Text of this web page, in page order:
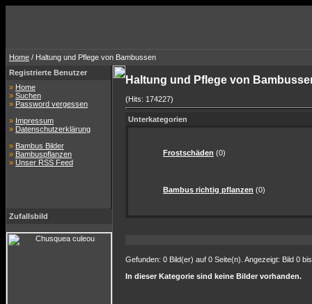
Home / Haltung und Pflege von Bambussen
Registrierte Benutzer
» Home
» Suchen
» Password vergessen
» Impressum
» Datenschutzerklärung
» Bambus Bilder
» Bambuspflanzen
» Unser RSS Feed
Zufallsbild
Haltung und Pflege von
(Hits: 174227)
Unterkategorien
Frostschäden (0)
Bambus richtig pflanzen (0)
Gefunden: 0 Bild(er) auf 0 Seite(n). Angezeigt: Bild 0
In dieser Kategorie sind keine Bilder vorhanden.